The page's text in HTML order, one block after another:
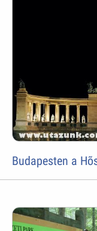
Budapesten a